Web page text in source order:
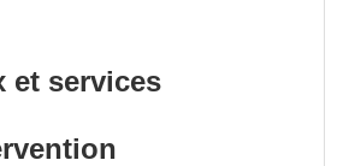
et services